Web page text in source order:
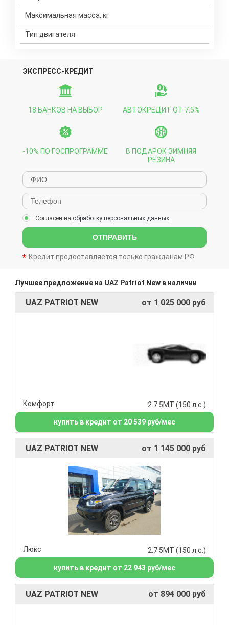
Максимальная масса, кг
Тип двигателя
ЭКСПРЕСС-КРЕДИТ
18 БАНКОВ НА ВЫБОР АВТОКРЕДИТ ОТ 7.5%
-10% ПО ГОСПРОГРАММЕ
В ПОДАРОК ЗИМНЯЯ
РЕЗИНА
Согласен на обработку персональных данных
ОТПРАВИТЬ
Кредит предоставляется только гражданам РФ
Лучшее предложение на UAZ Patriot New в наличии
UAZ PATRIOT NEW от 1 025 000 руб
Комфорт 2.7 5МТ (150 л.с.)
купить в кредит от 20 539 руб/мес
UAZ PATRIOT NEW от 1 145 000 руб
Люкс 2.7 5МТ (150 л.с.)
купить в кредит от 22 943 руб/мес
UAZ PATRIOT NEW от 894 000 руб